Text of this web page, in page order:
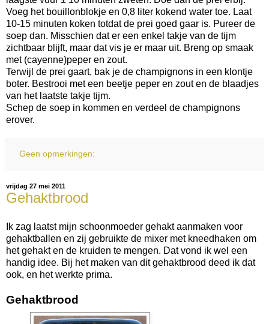
Voeg het bouillonblokje en 0,8 liter kokend water toe. Laat
10-15 minuten koken totdat de prei goed gaar is. Pureer de
soep dan. Misschien dat er een enkel takje van de tijm
zichtbaar blijft, maar dat vis je er maar uit. Breng op smaak
met (cayenne)peper en zout.
Terwijl de prei gaart, bak je de champignons in een klontje
boter. Bestrooi met een beetje peper en zout en de blaadjes
van het laatste takje tijm.
Schep de soep in kommen en verdeel de champignons
erover.
Geen opmerkingen:
vrijdag 27 mei 2011
Gehaktbrood
Ik zag laatst mijn schoonmoeder gehakt aanmaken voor
gehaktballen en zij gebruikte de mixer met kneedhaken om
het gehakt en de kruiden te mengen. Dat vond ik wel een
handig idee. Bij het maken van dit gehaktbrood deed ik dat
ook, en het werkte prima.
Gehaktbrood